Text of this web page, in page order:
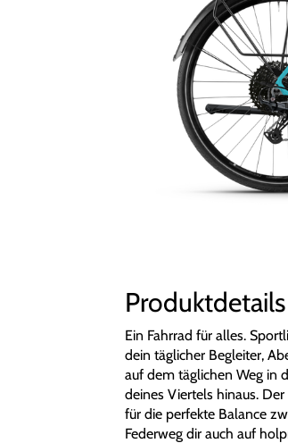
Produktdetails
Ein Fahrrad für alles.
dein täglicher Begleiter,
auf dem täglichen Weg in
deines Viertels hinaus.
für die perfekte Balance
Federweg dir auch auf